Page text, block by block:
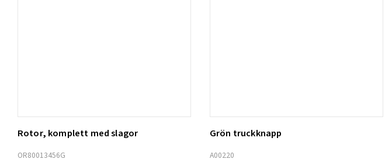
Lägg till i varukorg
Rotor, komplett med slagor
OR80013456G
Grön truckknapp
A00220